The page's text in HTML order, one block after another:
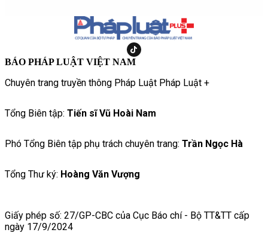
BÁO PHÁP LUẬT VIỆT NAM
Chuyên trang truyền thông Pháp Luật Pháp Luật +
Tổng Biên tập: Tiến sĩ Vũ Hoài Nam
Phó Tổng Biên tập phụ trách chuyên trang: Trần Ngọc Hà
Tổng Thư ký: Hoàng Văn Vượng
Giấy phép số: 27/GP-CBC của Cục Báo chí - Bộ TT&TT cấp
ngày 17/9/2024